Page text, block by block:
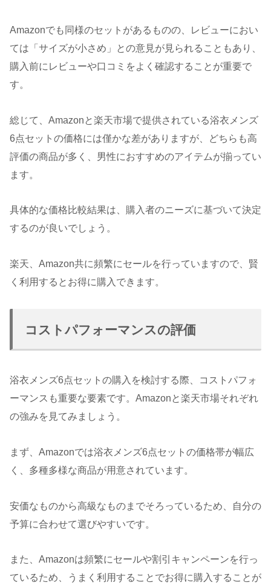
Amazonでも同様のセットがあるものの、レビューにおい
ては「サイズが小さめ」との意見が見られることもあり、
購入前にレビューや口コミをよく確認することが重要で
す。
総じて、Amazonと楽天市場で提供されている浴衣メンズ
6点セットの価格には僅かな差がありますが、どちらも高
評価の商品が多く、男性におすすめのアイテムが揃ってい
ます。
具体的な価格比較結果は、購入者のニーズに基づいて決定
するのが良いでしょう。
楽天、Amazon共に頻繁にセールを行っていますので、賢
く利用するとお得に購入できます。
コストパフォーマンスの評価
浴衣メンズ6点セットの購入を検討する際、コストパフォ
ーマンスも重要な要素です。Amazonと楽天市場それぞれ
の強みを見てみましょう。
まず、Amazonでは浴衣メンズ6点セットの価格帯が幅広
く、多種多様な商品が用意されています。
安価なものから高級なものまでそろっているため、自分の
予算に合わせて選びやすいです。
また、Amazonは頻繁にセールや割引キャンペーンを行っ
ているため、うまく利用することでお得に購入することが